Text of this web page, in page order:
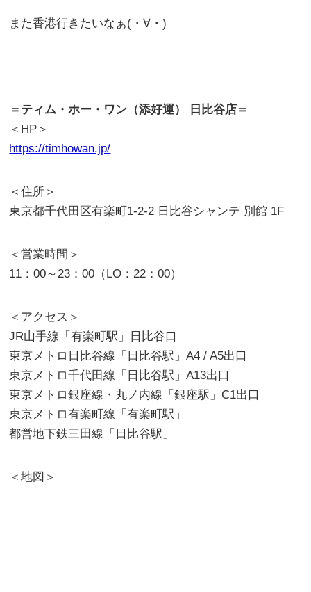
また香港行きたいなぁ(・∀・)
＝ティム・ホー・ワン（添好運） 日比谷店＝
＜HP＞
https://timhowan.jp/
＜住所＞
東京都千代田区有楽町1-2-2 日比谷シャンテ 別館 1F
＜営業時間＞
11：00～23：00（LO：22：00）
＜アクセス＞
JR山手線「有楽町駅」日比谷口
東京メトロ日比谷線「日比谷駅」A4 / A5出口
東京メトロ千代田線「日比谷駅」A13出口
東京メトロ銀座線・丸ノ内線「銀座駅」C1出口
東京メトロ有楽町線「有楽町駅」
都営地下鉄三田線「日比谷駅」
＜地図＞